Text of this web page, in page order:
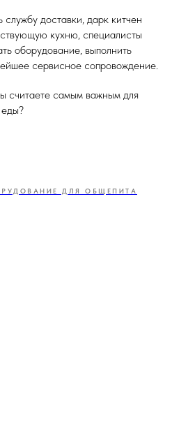
службу доставки, дарк китчен
кухню, специалисты
оборудование, выполнить
сервисное сопровождение.
считаете самым важным для
ДЛЯ ОБЩЕПИТА